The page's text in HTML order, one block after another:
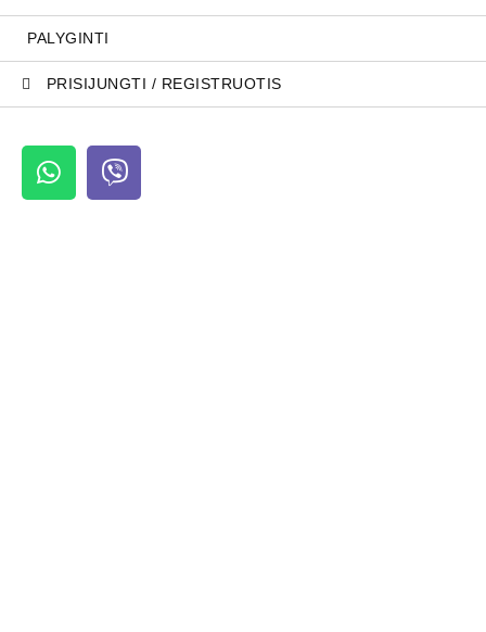
PALYGINTI
PRISIJUNGTI / REGISTRUOTIS